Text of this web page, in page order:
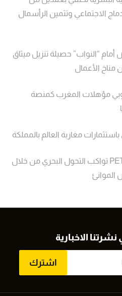
الاجتماعي وتثمين الرأسمال
“النواب” حصيلة تنزيل ميثاق
مناخ الأعمال
مؤهلات المغرب كمنصة
مغاربة العالم بالمملكة
PETROSTAR MAROC تواكب التحول البحري من خلال
الاخبارية
اشترك